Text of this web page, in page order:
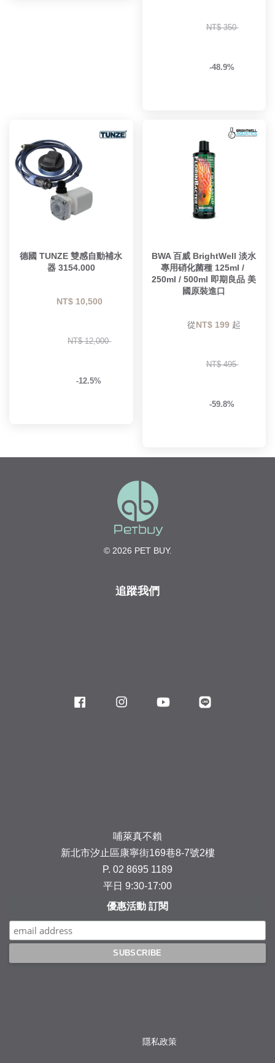
NT$ 350
-48.9%
德國 TUNZE 雙感自動補水
器 3154.000
NT$ 10,500
NT$ 12,000
-12.5%
BWA 百威 BrightWell 淡水
專用硝化菌種 125ml /
250ml / 500ml 即期良品 美
國原裝進口
        從
NT$ 199 起
NT$ 495
-59.8%
© 2026 PET BUY.
追蹤我們
哺萊真不賴
新北市汐止區康寧街169巷8-7號2樓
P. 02 8695 1189
平日 9:30-17:00
優惠活動 訂閱
隱私政策